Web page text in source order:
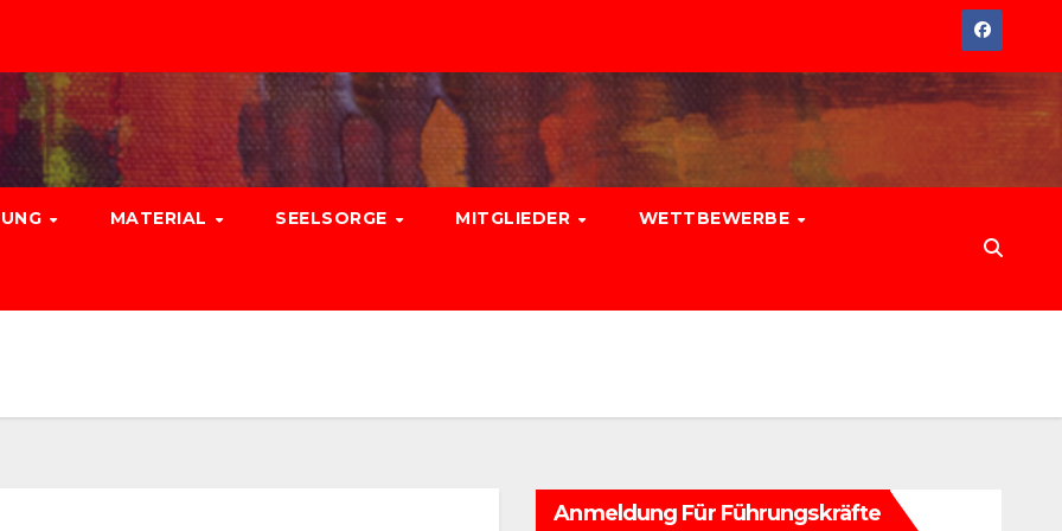
MATERIAL SEELSORGE MITGLIEDER WETTBEWERBE
Anmeldung Für Führungskräfte